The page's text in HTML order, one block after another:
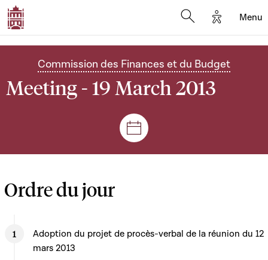
Options
Menu
Commission des Finances et du Budget
Meeting - 19 March 2013
Sessions and meetings
Ordre du jour
Adoption du projet de procès-verbal de la réunion du 12
mars 2013